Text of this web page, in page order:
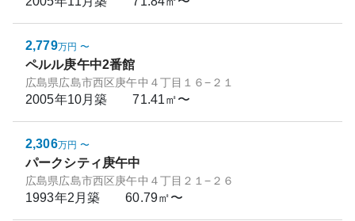
2,779万円 〜
ペルル庚午中2番館
広島県広島市西区庚午中４丁目１６−２１
2005年10月築 71.41㎡〜
2,306万円 〜
パークシティ庚午中
広島県広島市西区庚午中４丁目２１−２６
1993年2月築 60.79㎡〜